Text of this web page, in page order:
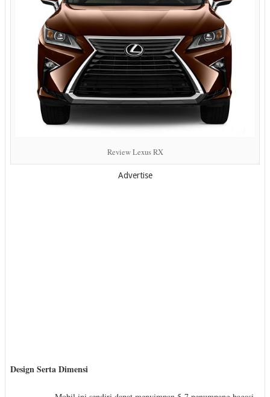
Review Lexus RX
Advertise
Design Serta Dimensi